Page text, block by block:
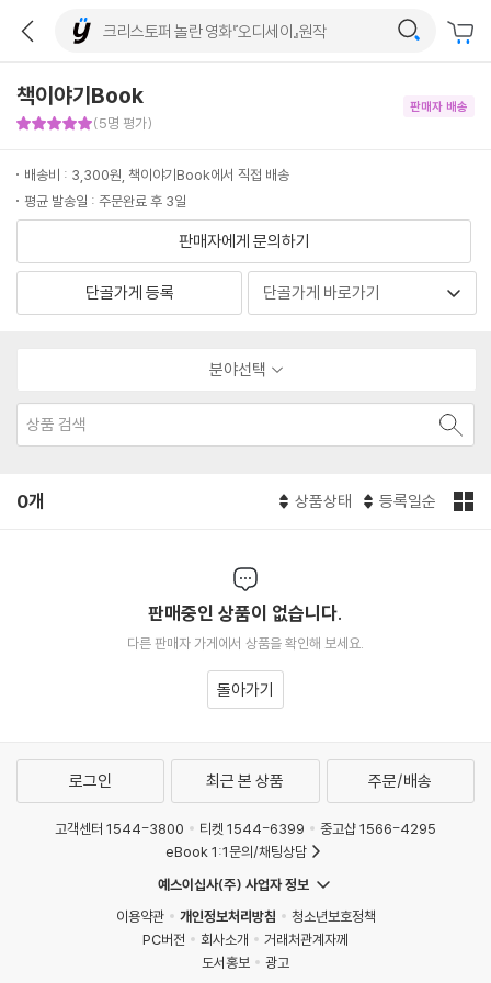
책이야기Book
(5명 평가)
판매자 배송
배송비 : 3,300원, 책이야기Book에서 직접 배송
평균 발송일 : 주문완료 후 3일
판매자에게 문의하기
단골가게 등록
분야선택
0개 상품상태 등록일순
판매중인 상품이 없습니다.
다른 판매자 가게에서 상품을 확인해 보세요.
돌아가기
로그인 최근 본 상품 주문/배송
고객센터 1544-3800 티켓 1544-6399
중고샵 1566-4295
eBook 1:1문의/채팅상담
예스이십사(주) 사업자 정보
이용약관
개인정보처리방침
청소년보호정책
PC버전
회사소개
거래처관계자께
도서홍보
광고